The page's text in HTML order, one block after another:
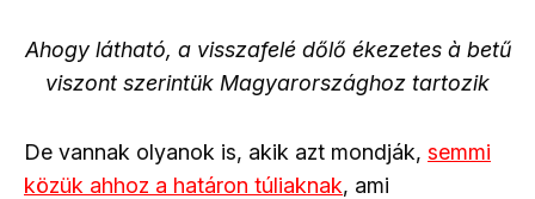
Ahogy látható, a visszafelé dőlő ékezetes à betű
viszont szerintük Magyarországhoz tartozik
De vannak olyanok is, akik azt mondják, semmi
közük ahhoz a határon túliaknak, ami